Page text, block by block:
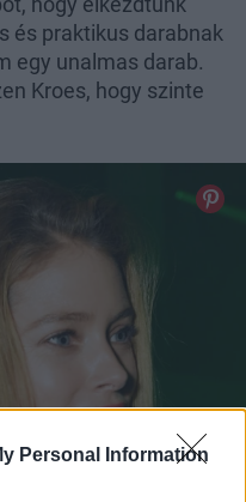
Personal Information
és praktikus darabnak
egy unalmas darab.
Kroes, hogy szinte